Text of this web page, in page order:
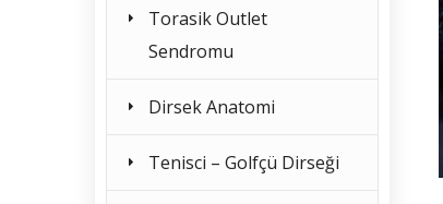
Torasik Outlet
Sendromu
Dirsek Anatomi
Tenisci – Golfçü Dirseği